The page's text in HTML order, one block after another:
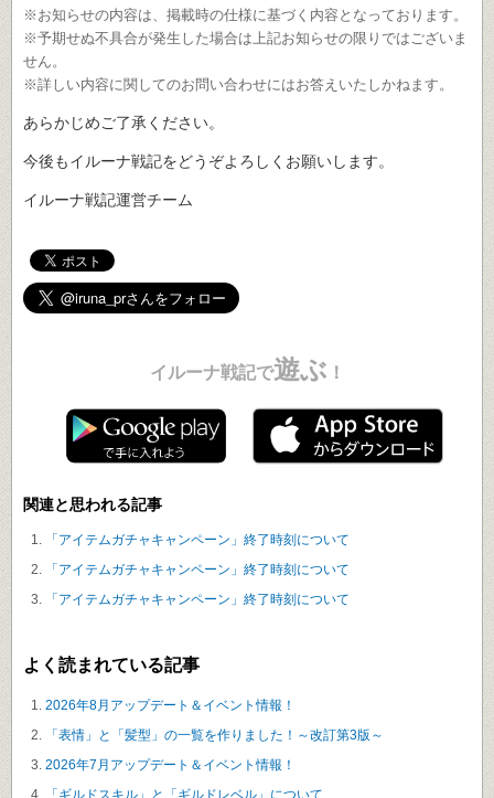
※お知らせの内容は、掲載時の仕様に基づく内容となっております。
※予期せぬ不具合が発生した場合は上記お知らせの限りではございま
せん。
※詳しい内容に関してのお問い合わせにはお答えいたしかねます。
あらかじめご了承ください。
今後もイルーナ戦記をどうぞよろしくお願いします。
イルーナ戦記運営チーム
イルーナ戦記で遊ぶ ！
関連と思われる記事
「アイテムガチャキャンペーン」終了時刻について
「アイテムガチャキャンペーン」終了時刻について
「アイテムガチャキャンペーン」終了時刻について
よく読まれている記事
2026年8月アップデート＆イベント情報！
「表情」と「髪型」の一覧を作りました！～改訂第3版～
2026年7月アップデート＆イベント情報！
「ギルドスキル」と「ギルドレベル」について